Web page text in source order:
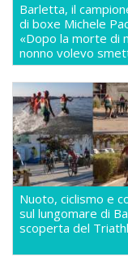
Barletta, il
di boxe Michele
«Dopo la morte di
nonno volevo
Nuoto, ciclismo e
sul lungomare di
scoperta del